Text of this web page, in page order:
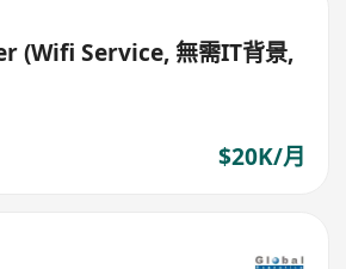
(Wifi Service, 無需IT背景,
$20K/月